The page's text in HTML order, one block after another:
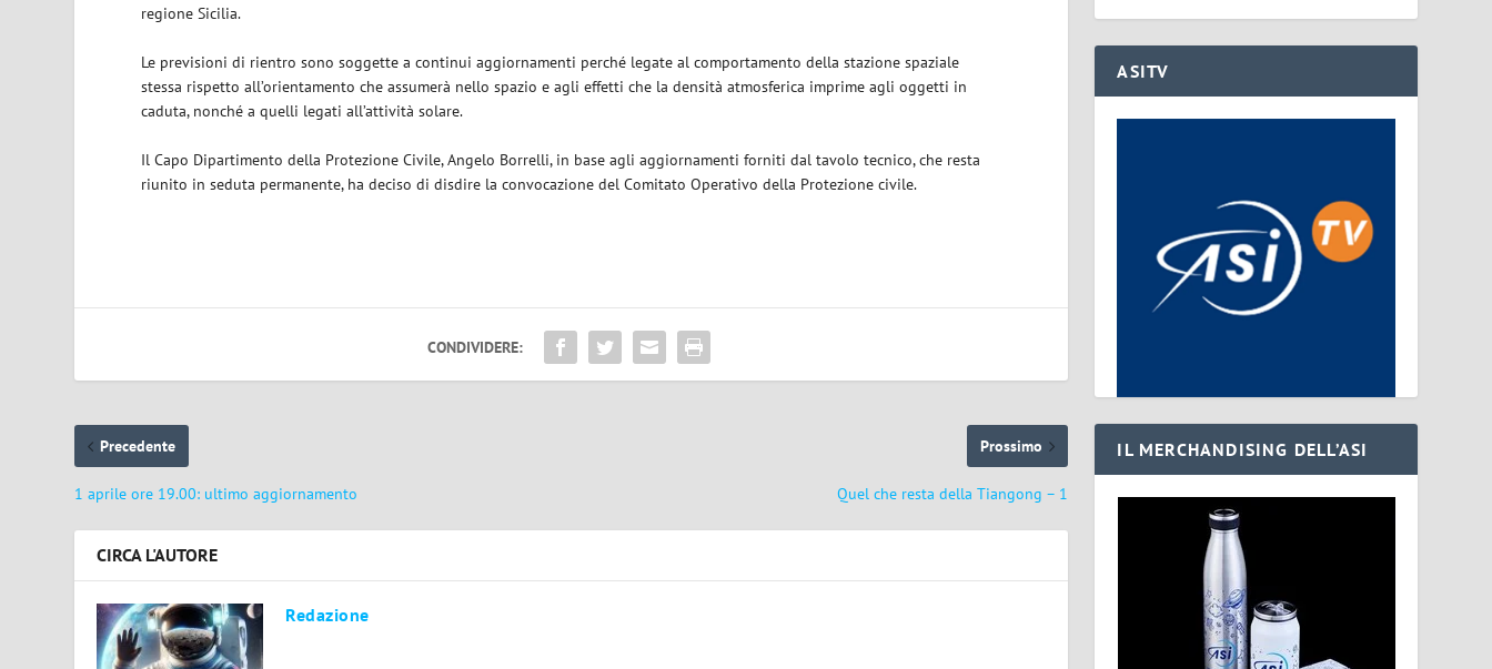
regione Sicilia.
Le previsioni di rientro sono soggette a continui aggiornamenti perché legate al comportamento della stazione spaziale
stessa rispetto all’orientamento che assumerà nello spazio e agli effetti che la densità atmosferica imprime agli oggetti in
caduta, nonché a quelli legati all’attività solare.
Il Capo Dipartimento della Protezione Civile, Angelo Borrelli, in base agli aggiornamenti forniti dal tavolo tecnico, che resta
riunito in seduta permanente, ha deciso di disdire la convocazione del Comitato Operativo della Protezione civile.
CONDIVIDERE:
Precedente
1 aprile ore 19.00: ultimo aggiornamento
Prossimo
Quel che resta della Tiangong – 1
CIRCA L'AUTORE
Redazione
ASITV
IL MERCHANDISING DELL’ASI